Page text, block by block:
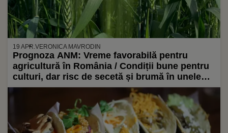
19 APR.VERONICA MAVRODIN
Prognoza ANM: Vreme favorabilă pentru
agricultură în România / Condiții bune pentru
culturi, dar risc de secetă și brumă în unele
regiuni